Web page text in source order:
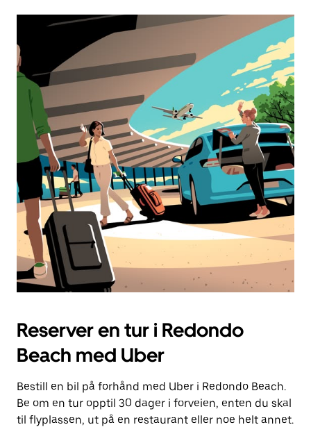
Reserver en tur i Redondo
Beach med Uber
Bestill en bil på forhånd med Uber i Redondo Beach.
Be om en tur opptil 30 dager i forveien, enten du skal
til flyplassen, ut på en restaurant eller noe helt annet.